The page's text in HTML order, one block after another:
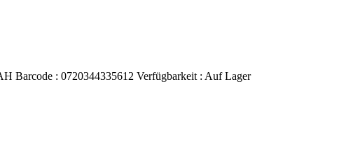
Barcode : 0720344335612 Verfügbarkeit : Auf Lager